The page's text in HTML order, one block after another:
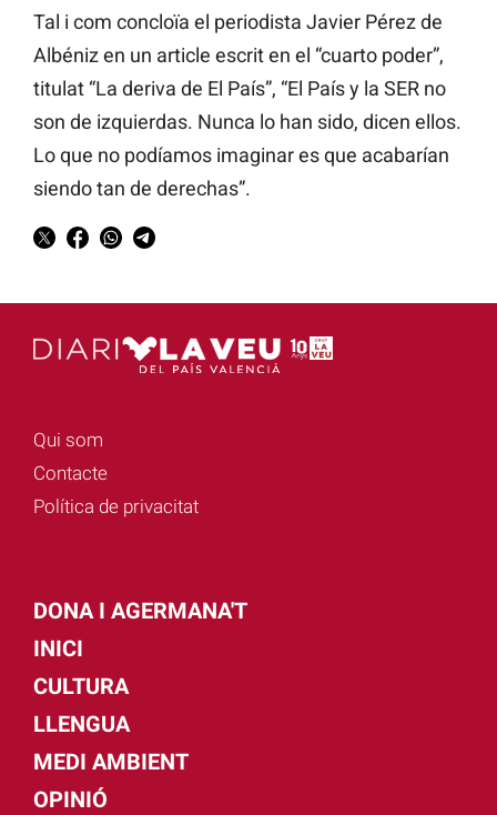
Tal i com concloïa el periodista Javier Pérez de
Albéniz en un article escrit en el “cuarto poder”,
titulat “La deriva de El País”, “El País y la SER no
son de izquierdas. Nunca lo han sido, dicen ellos.
Lo que no podíamos imaginar es que acabarían
siendo tan de derechas”.
Qui som
Contacte
Política de privacitat
DONA I AGERMANA'T
INICI
CULTURA
LLENGUA
MEDI AMBIENT
OPINIÓ